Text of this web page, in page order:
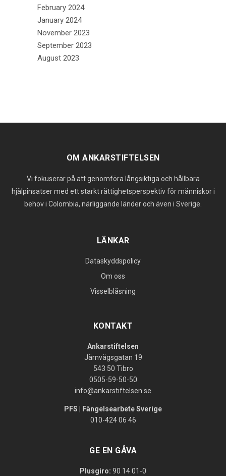
February 2024
January 2024
November 2023
September 2023
August 2023
OM ANKARSTIFTELSEN
Vi fokuserar på att genomföra långsiktiga och hållbara
hjälpinsatser med ett starkt rättighetsperspektiv för människor i
behov i Colombia, närliggande länder och även i Sverige.
LÄNKAR
Dataskyddspolicy
Om oss
Visselblåsning
KONTAKT
Ankarstiftelsen
Järnvägsgatan 19
543 50 Tibro
0505-59-50-50
info@ankarstiftelsen.se
PFS | Fängelsearbete Sverige
010-424 06 46
GE EN GÅVA
Plusgiro: 90 14 01-0